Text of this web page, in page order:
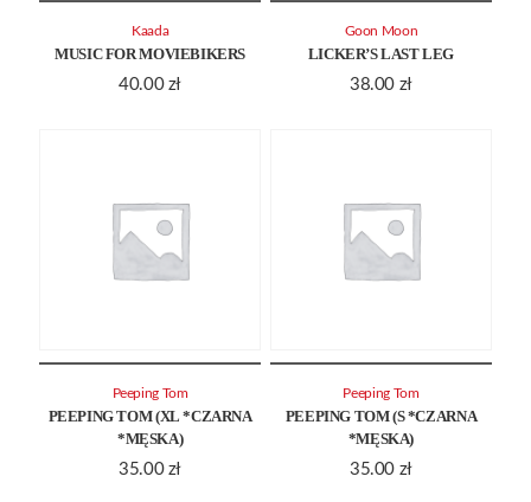
MUSIC FOR MOVIEBIKERS
40.00 zł
Kaada
LICKER’S LAST LEG
38.00 zł
Goon Moon
PEEPING TOM (XL *CZARNA
*MĘSKA)
35.00 zł
Peeping Tom
PEEPING TOM (S *CZARNA
*MĘSKA)
35.00 zł
Peeping Tom